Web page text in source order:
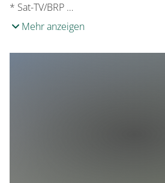
* Sat-TV/BRP …
Mehr anzeigen